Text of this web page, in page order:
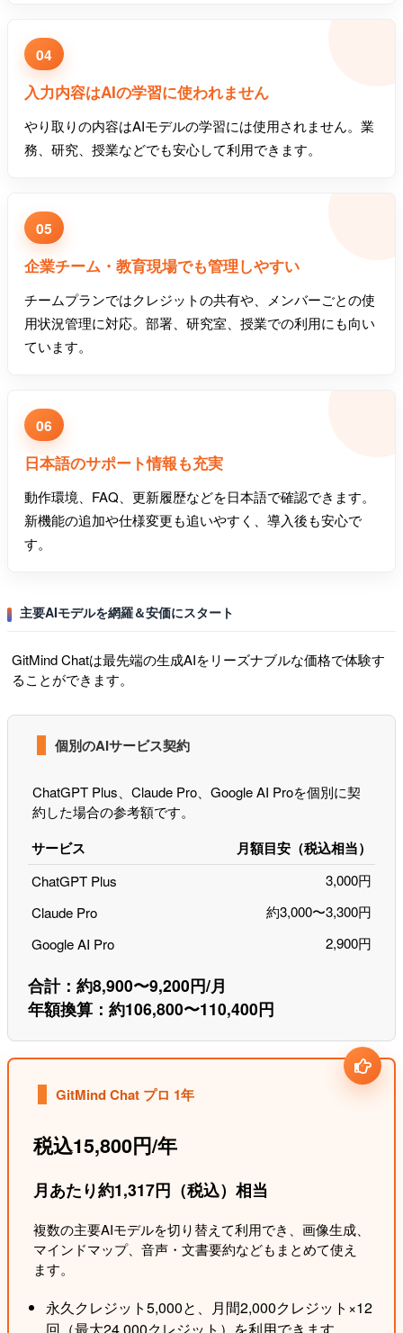
04
入力内容はAIの学習に使われません
やり取りの内容はAIモデルの学習には使用されません。業
務、研究、授業などでも安心して利用できます。
05
企業チーム・教育現場でも管理しやすい
チームプランではクレジットの共有や、メンバーごとの使
用状況管理に対応。部署、研究室、授業での利用にも向い
ています。
06
日本語のサポート情報も充実
動作環境、FAQ、更新履歴などを日本語で確認できます。
新機能の追加や仕様変更も追いやすく、導入後も安心で
す。
主要AIモデルを網羅＆安価にスタート
GitMind Chatは最先端の生成AIをリーズナブルな価格で体験す
ることができます。
個別のAIサービス契約
ChatGPT Plus、Claude Pro、Google AI Proを個別に契
約した場合の参考額です。
サービス 月額目安（税込相当）
ChatGPT Plus
3,000円
Claude Pro
約3,000〜3,300円
Google AI Pro
2,900円
合計：約8,900〜9,200円/月
年額換算：約106,800〜110,400円
GitMind Chat プロ 1年
税込15,800円/年
月あたり約1,317円（税込）相当
複数の主要AIモデルを切り替えて利用でき、画像生成、
マインドマップ、音声・文書要約などもまとめて使え
ます。
永久クレジット5,000と、月間2,000クレジット×12